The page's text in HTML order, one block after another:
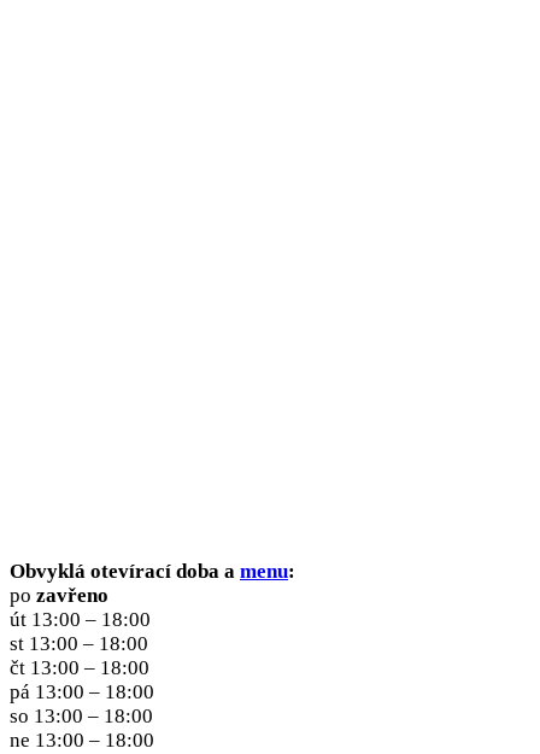
Obvyklá otevírací doba a menu:
po zavřeno
út 13:00 – 18:00
st 13:00 – 18:00
čt 13:00 – 18:00
pá 13:00 – 18:00
so 13:00 – 18:00
ne 13:00 – 18:00